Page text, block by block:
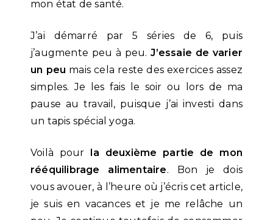
mon état de santé.
J’ai démarré par 5 séries de 6, puis
j’augmente peu à peu.J’essaie de varier
un peu mais cela reste des exercices assez
simples. Je les fais le soir ou lors de ma
pause au travail, puisque j’ai investi dans
un tapis spécial yoga.
Voilà pour la deuxième partie de mon
rééquilibrage alimentaire. Bon je dois
vous avouer, à l’heure où j’écris cet article,
je suis en vacances et je me relâche un